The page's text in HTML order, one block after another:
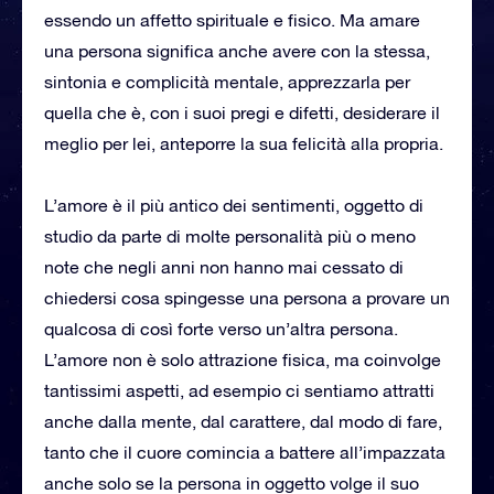
essendo un affetto spirituale e fisico. Ma amare
una persona significa anche avere con la stessa,
sintonia e complicità mentale, apprezzarla per
quella che è, con i suoi pregi e difetti, desiderare il
meglio per lei, anteporre la sua felicità alla propria.
L’amore è il più antico dei sentimenti, oggetto di
studio da parte di molte personalità più o meno
note che negli anni non hanno mai cessato di
chiedersi cosa spingesse una persona a provare un
qualcosa di così forte verso un’altra persona.
L’amore non è solo attrazione fisica, ma coinvolge
tantissimi aspetti, ad esempio ci sentiamo attratti
anche dalla mente, dal carattere, dal modo di fare,
tanto che il cuore comincia a battere all’impazzata
anche solo se la persona in oggetto volge il suo